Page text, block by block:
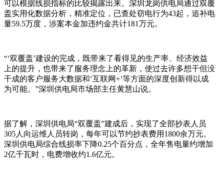
可以根据线损指标的比较揭露出来。深圳龙岗供电局通过双覆
盖实用化数据分析，精准定位，已查处窃电行为43起，追补电
量59.5万度，涉案本金加违约金共计181万元。
“‘双覆盖’建设的完成，既带来了看得见的生产率、经济效益
上的提升，也带来了服务理念上的革新，使过去许多想干但没
干成的客户服务大数据和‘互联网+’等方面的深度创新得以成
为可能。”深圳供电局市场部主任黄慧山说。
据了解，深圳供电局“双覆盖”建成后，实现了全部抄表人员
305人向运维人员转岗，每年可以节约抄表费用1800余万元。
深圳供电局综合线损率下降0.25个百分点，全年售电量约增加
2亿千瓦时，电费增收约1.6亿元。